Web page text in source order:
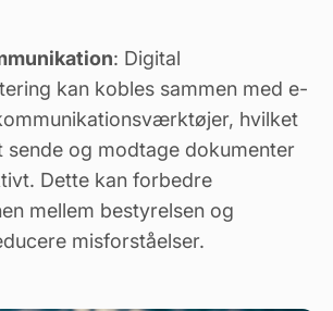
: Digital
kan kobles sammen med e-
, hvilket
sende og modtage dokumenter
Dette kan forbedre
mellem bestyrelsen og
misforståelser.